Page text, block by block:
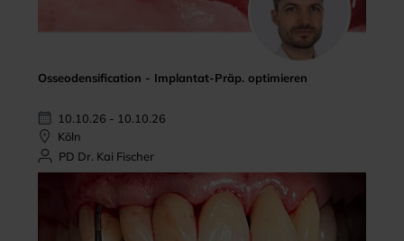
Osseodensification - Implantat-Präp. optimieren
10.10.26 - 10.10.26
Köln
PD Dr. Kai Fischer